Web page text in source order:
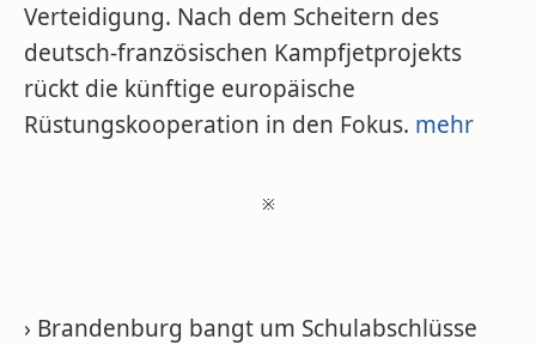
Verteidigung. Nach dem Scheitern des
deutsch-französischen Kampfjetprojekts
rückt die künftige europäische
Rüstungskooperation in den Fokus. mehr
※
› Brandenburg bangt um Schulabschlüsse